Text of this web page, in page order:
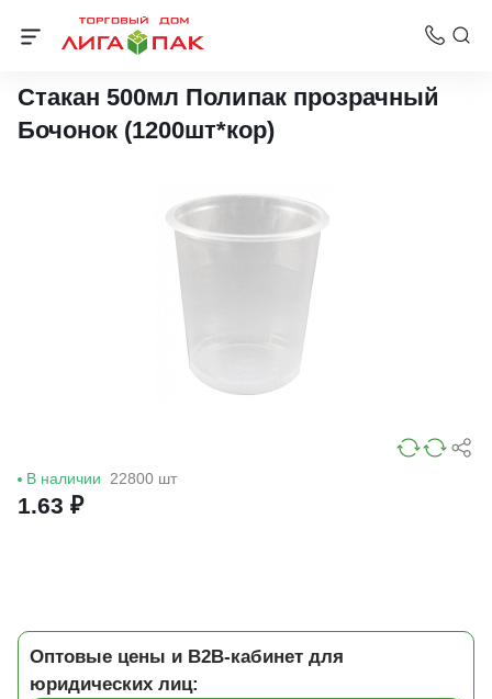
Одноразовые стаканы
Стакан 500мл Полипак прозрачный
Бочонок (1200шт*кор)
В наличии 22800 шт
1.63 ₽
Оптовые цены и B2B-кабинет для
юридических лиц: